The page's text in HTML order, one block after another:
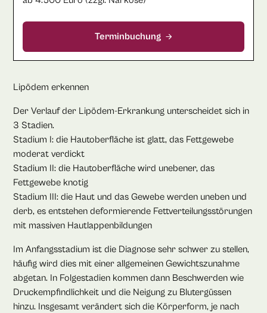
Terminbuchung
Lipödem erkennen
Der Verlauf der Lipödem-Erkrankung unterscheidet sich in
3 Stadien.
Stadium I: die Hautoberfläche ist glatt, das Fettgewebe
moderat verdickt
Stadium II: die Hautoberfläche wird unebener, das
Fettgewebe knotig
Stadium III: die Haut und das Gewebe werden uneben und
derb, es entstehen deformierende Fettverteilungsstörungen
mit massiven Hautlappenbildungen
Im Anfangsstadium ist die Diagnose sehr schwer zu stellen,
häufig wird dies mit einer allgemeinen Gewichtszunahme
abgetan. In Folgestadien kommen dann Beschwerden wie
Druckempfindlichkeit und die Neigung zu Blutergüssen
hinzu. Insgesamt verändert sich die Körperform, je nach